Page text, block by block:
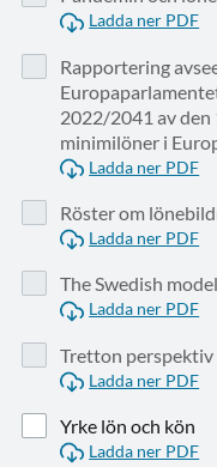
Ladda ner PDF
Rapportering
2022/2041 av
minimilöner i
Ladda ner PDF
Röster om
Ladda ner PDF
The Swedish
Ladda ner PDF
Tretton
Ladda ner PDF
Yrke lön och kön
Ladda ner PDF